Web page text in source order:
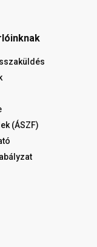
(ÁSZF)